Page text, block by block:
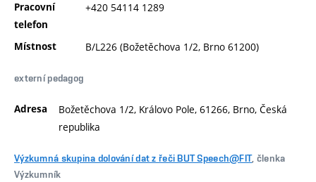
Pracovní
telefon
+420 54114 1289
Místnost B/L226 (Božetěchova 1/2, Brno 61200)
externí pedagog
Adresa
Božetěchova 1/2, Královo Pole, 61266, Brno, Česká
republika
Výzkumná skupina dolování dat z řeči BUT Speech@FIT, členka
Výzkumník